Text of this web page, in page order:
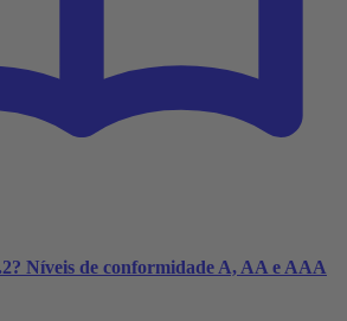
Níveis de conformidade A, AA e AAA